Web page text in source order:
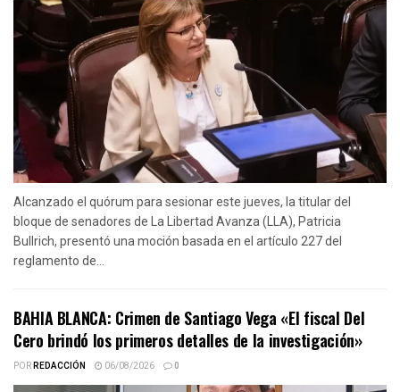
Alcanzado el quórum para sesionar este jueves, la titular del
bloque de senadores de La Libertad Avanza (LLA), Patricia
Bullrich, presentó una moción basada en el artículo 227 del
reglamento de...
BAHIA BLANCA: Crimen de Santiago Vega «El fiscal Del
Cero brindó los primeros detalles de la investigación»
PORREDACCIÓN 06/08/2026 0